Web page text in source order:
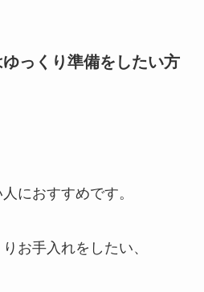
ゆっくり準備をしたい方
におすすめです。
お手入れをしたい、